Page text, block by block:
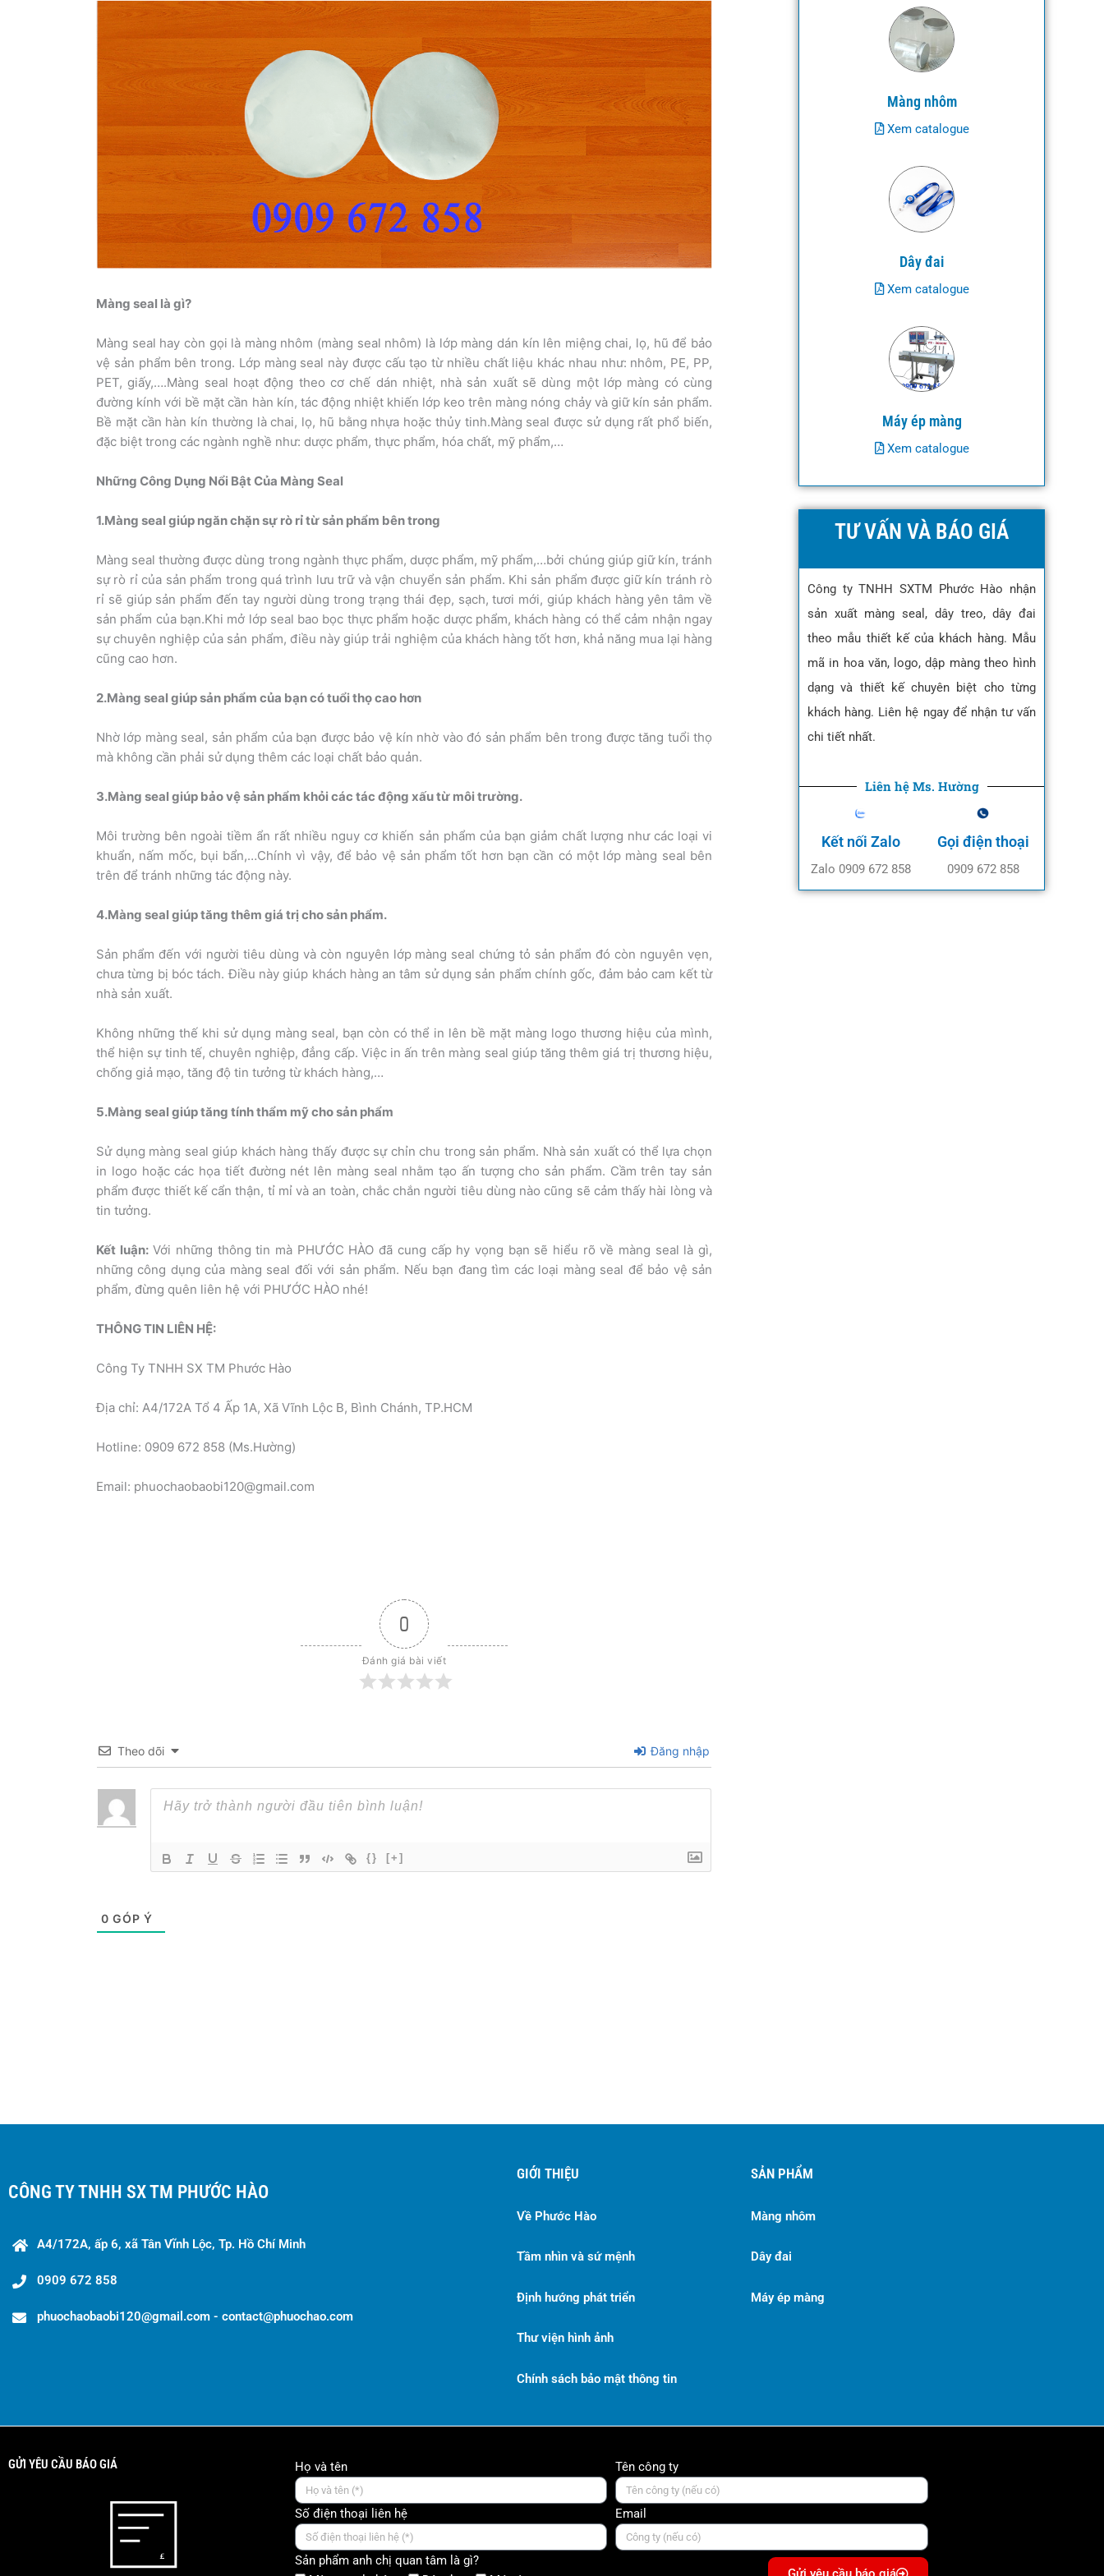
Màng seal là gì?
Màng seal hay còn gọi là màng nhôm (màng seal nhôm) là lớp màng dán kín lên miệng chai, lọ, hũ để bảo
vệ sản phẩm bên trong. Lớp màng seal này được cấu tạo từ nhiều chất liệu khác nhau như: nhôm, PE, PP,
PET, giấy,….Màng seal hoạt động theo cơ chế dán nhiệt, nhà sản xuất sẽ dùng một lớp màng có cùng
đường kính với bề mặt cần hàn kín, tác động nhiệt khiến lớp keo trên màng nóng chảy và giữ kín sản phẩm.
Bề mặt cần hàn kín thường là chai, lọ, hũ bằng nhựa hoặc thủy tinh.Màng seal được sử dụng rất phổ biến,
đặc biệt trong các ngành nghề như: dược phẩm, thực phẩm, hóa chất, mỹ phẩm,…
Những Công Dụng Nổi Bật Của Màng Seal
1.Màng seal giúp ngăn chặn sự rò rỉ từ sản phẩm bên trong
Màng seal thường được dùng trong ngành thực phẩm, dược phẩm, mỹ phẩm,…bởi chúng giúp giữ kín, tránh
sự rò rỉ của sản phẩm trong quá trình lưu trữ và vận chuyển sản phẩm. Khi sản phẩm được giữ kín tránh rò
rỉ sẽ giúp sản phẩm đến tay người dùng trong trạng thái đẹp, sạch, tươi mới, giúp khách hàng yên tâm về
sản phẩm của bạn.Khi mở lớp seal bao bọc thực phẩm hoặc dược phẩm, khách hàng có thể cảm nhận ngay
sự chuyên nghiệp của sản phẩm, điều này giúp trải nghiệm của khách hàng tốt hơn, khả năng mua lại hàng
cũng cao hơn.
2.Màng seal giúp sản phẩm của bạn có tuổi thọ cao hơn
Nhờ lớp màng seal, sản phẩm của bạn được bảo vệ kín nhờ vào đó sản phẩm bên trong được tăng tuổi thọ
mà không cần phải sử dụng thêm các loại chất bảo quản.
3.Màng seal giúp bảo vệ sản phẩm khỏi các tác động xấu từ môi trường.
Môi trường bên ngoài tiềm ẩn rất nhiều nguy cơ khiến sản phẩm của bạn giảm chất lượng như các loại vi
khuẩn, nấm mốc, bụi bẩn,…Chính vì vậy, để bảo vệ sản phẩm tốt hơn bạn cần có một lớp màng seal bên
trên để tránh những tác động này.
4.Màng seal giúp tăng thêm giá trị cho sản phẩm.
Sản phẩm đến với người tiêu dùng và còn nguyên lớp màng seal chứng tỏ sản phẩm đó còn nguyên vẹn,
chưa từng bị bóc tách. Điều này giúp khách hàng an tâm sử dụng sản phẩm chính gốc, đảm bảo cam kết từ
nhà sản xuất.
Không những thế khi sử dụng màng seal, bạn còn có thể in lên bề mặt màng logo thương hiệu của mình,
thể hiện sự tinh tế, chuyên nghiệp, đẳng cấp. Việc in ấn trên màng seal giúp tăng thêm giá trị thương hiệu,
chống giả mạo, tăng độ tin tưởng từ khách hàng,…
5.Màng seal giúp tăng tính thẩm mỹ cho sản phẩm
Sử dụng màng seal giúp khách hàng thấy được sự chỉn chu trong sản phẩm. Nhà sản xuất có thể lựa chọn
in logo hoặc các họa tiết đường nét lên màng seal nhằm tạo ấn tượng cho sản phẩm. Cầm trên tay sản
phẩm được thiết kế cẩn thận, tỉ mỉ và an toàn, chắc chắn người tiêu dùng nào cũng sẽ cảm thấy hài lòng và
tin tưởng.
Kết luận:Với những thông tin mà PHƯỚC HÀO đã cung cấp hy vọng bạn sẽ hiểu rõ về màng seal là gì,
những công dụng của màng seal đối với sản phẩm. Nếu bạn đang tìm các loại màng seal để bảo vệ sản
phẩm, đừng quên liên hệ với PHƯỚC HÀO nhé!
THÔNG TIN LIÊN HỆ:
Công Ty TNHH SX TM Phước Hào
Địa chỉ: A4/172A Tổ 4 Ấp 1A, Xã Vĩnh Lộc B, Bình Chánh, TP.HCM
Hotline: 0909 672 858 (Ms.Hường)
Email: phuochaobaobi120@gmail.com
0
Đánh giá bài viết
Theo dõi Đăng nhập
{} [+]
0 GÓP Ý
Màng nhôm
Xem catalogue
Dây đai
Xem catalogue
Máy ép màng
Xem catalogue
TƯ VẤN VÀ BÁO GIÁ
Công ty TNHH SXTM Phước Hào nhận
sản xuất màng seal, dây treo, dây đai
theo mẫu thiết kế của khách hàng. Mẫu
mã in hoa văn, logo, dập màng theo hình
dạng và thiết kế chuyên biệt cho từng
khách hàng. Liên hệ ngay để nhận tư vấn
chi tiết nhất.
Liên hệ Ms. Hường
Kết nối Zalo
Zalo 0909 672 858
Gọi điện thoại
0909 672 858
CÔNG TY TNHH SX TM PHƯỚC HÀO
A4/172A, ấp 6, xã Tân Vĩnh Lộc, Tp. Hồ Chí Minh
0909 672 858
phuochaobaobi120@gmail.com - contact@phuochao.com
GIỚI THIỆU
Về Phước Hào
Tầm nhìn và sứ mệnh
Định hướng phát triển
Thư viện hình ảnh
Chính sách bảo mật thông tin
SẢN PHẨM
Màng nhôm
Dây đai
Máy ép màng
GỬI YÊU CẦU BÁO GIÁ Họ và tên Tên công ty
Số điện thoại liên hệ Email
Sản phẩm anh chị quan tâm là gì?